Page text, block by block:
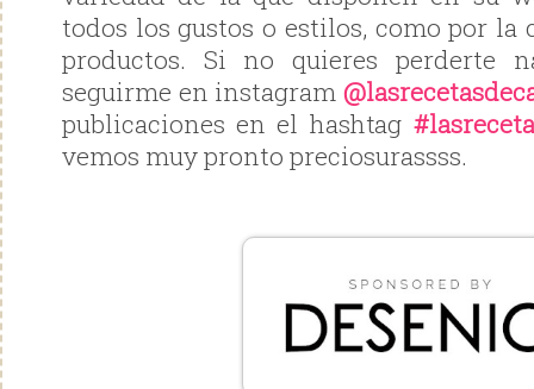
todos los gustos o estilos, como por la
productos. Si no quieres perderte
seguirme en instagram
publicaciones en el hashtag
vemos muy pronto preciosurassss.